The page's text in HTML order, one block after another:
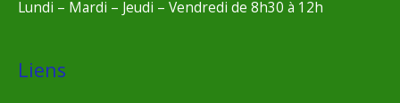
Lundi – Mardi – Jeudi – Vendredi de 8h30 à 12h
Liens